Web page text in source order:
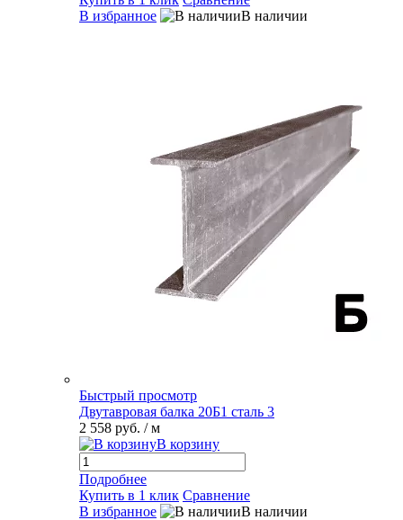
В избранное
В наличии
Быстрый просмотр
Двутавровая балка 20Б1 сталь 3
2 558 руб. / м
В корзину
Подробнее
Купить в 1 клик Сравнение
В избранное
В наличии